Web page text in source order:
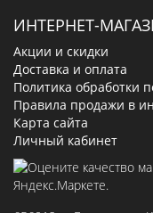
ИНТЕРНЕТ-
Акции и скидки
Доставка и оплата
Политика обработки
Правила продажи в
Карта сайта
Личный кабинет